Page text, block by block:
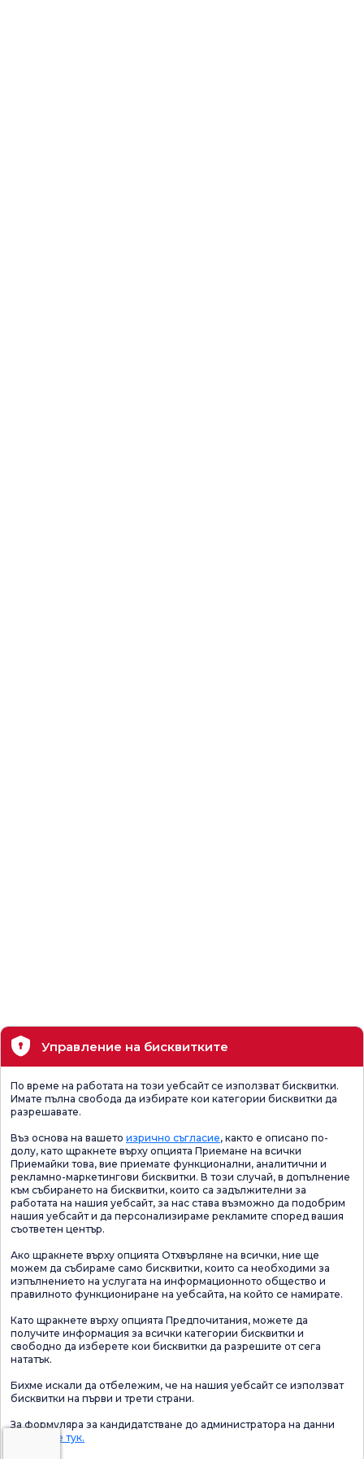
Управление на бисквитките
По време на работата на този уебсайт се използват бисквитки.
Имате пълна свобода да избирате кои категории бисквитки да
разрешавате.
Въз основа на вашето изрично съгласие, както е описано по-
долу, като щракнете върху опцията Приемане на всички
Приемайки това, вие приемате функционални, аналитични и
рекламно-маркетингови бисквитки. В този случай, в допълнение
към събирането на бисквитки, които са задължителни за
работата на нашия уебсайт, за нас става възможно да подобрим
нашия уебсайт и да персонализираме рекламите според вашия
съответен център.
Ако щракнете върху опцията Отхвърляне на всички, ние ще
можем да събираме само бисквитки, които са необходими за
изпълнението на услугата на информационното общество и
правилното функциониране на уебсайта, на който се намирате.
Като щракнете върху опцията Предпочитания, можете да
получите информация за всички категории бисквитки и
свободно да изберете кои бисквитки да разрешите от сега
нататък.
Бихме искали да отбележим, че на нашия уебсайт се използват
бисквитки на първи и трети страни.
За формуляра за кандидатстване до администратора на данни
Щракнете тук.